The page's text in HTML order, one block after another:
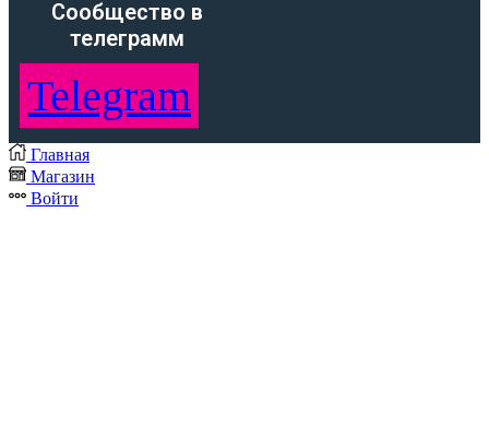
Cообщество в
телеграмм
Telegram
Главная
Магазин
Войти